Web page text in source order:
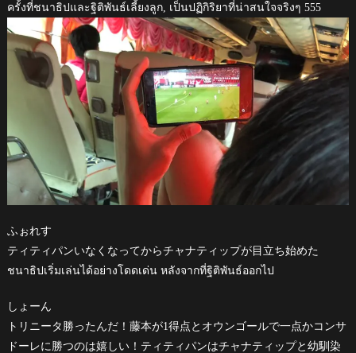
ครั้งที่ชนาธิปและฐิติพันธ์เลี้ยงลูก, เป็นปฏิกิริยาที่น่าสนใจจริงๆ 555
ふぉれす
ティティパンいなくなってからチャナティップが目立ち始めた
ชนาธิปเริ่มเล่นได้อย่างโดดเด่น หลังจากที่ฐิติพันธ์ออกไป
しょーん
トリニータ勝ったんだ！藤本が1得点とオウンゴールで一点かコンサ
ドーレに勝つのは嬉しい！ティティパンはチャナティップと幼馴染